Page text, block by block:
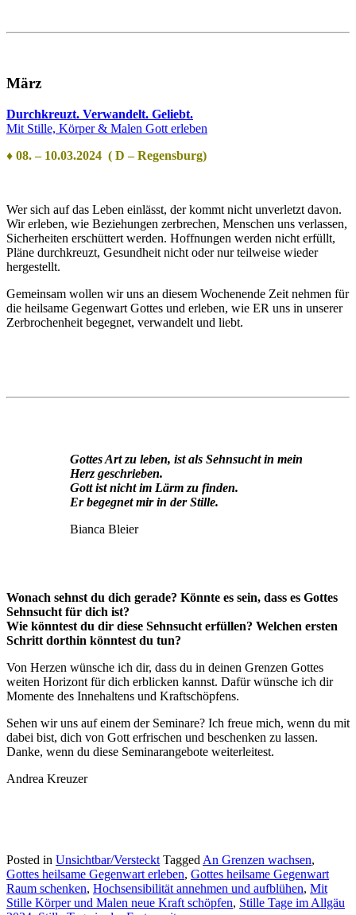
März
Durchkreuzt. Verwandelt. Geliebt.
Mit Stille, Körper & Malen Gott erleben
♦ 08. – 10.03.2024 ( D – Regensburg)
Wer sich auf das Leben einlässt, der kommt nicht unverletzt davon.
Wir erleben, wie Beziehungen zerbrechen, Menschen uns verlassen,
Sicherheiten erschüttert werden. Hoffnungen werden nicht erfüllt,
Pläne durchkreuzt, Gesundheit nicht oder nur teilweise wieder
hergestellt.
Gemeinsam wollen wir uns an diesem Wochenende Zeit nehmen für
die heilsame Gegenwart Gottes und erleben, wie ER uns in unserer
Zerbrochenheit begegnet, verwandelt und liebt.
Gottes Art zu leben, ist als Sehnsucht in mein
Herz geschrieben.
Gott ist nicht im Lärm zu finden.
Er begegnet mir in der Stille.
Bianca Bleier
Wonach sehnst du dich gerade? Könnte es sein, dass es Gottes
Sehnsucht für dich ist?
Wie könntest du dir diese Sehnsucht erfüllen? Welchen ersten
Schritt dorthin könntest du tun?
Von Herzen wünsche ich dir, dass du in deinen Grenzen Gottes
weiten Horizont für dich erblicken kannst. Dafür wünsche ich dir
Momente des Innehaltens und Kraftschöpfens.
Sehen wir uns auf einem der Seminare? Ich freue mich, wenn du mit
dabei bist, dich von Gott erfrischen und beschenken zu lassen.
Danke, wenn du diese Seminarangebote weiterleitest.
Andrea Kreuzer
Posted in Unsichtbar/Versteckt Tagged An Grenzen wachsen,
Gottes heilsame Gegenwart erleben, Gottes heilsame Gegenwart
Raum schenken, Hochsensibilität annehmen und aufblühen, Mit
Stille Körper und Malen neue Kraft schöpfen, Stille Tage im Allgäu